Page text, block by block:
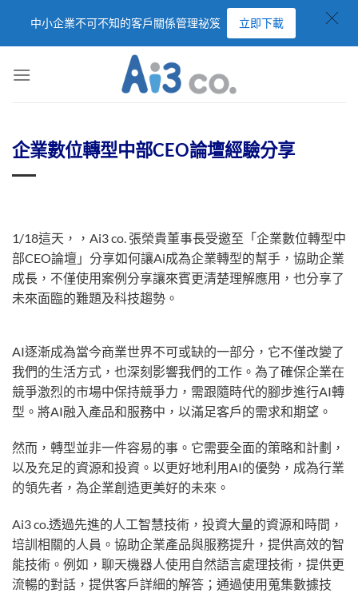
企業數位轉型中部CEO論壇經驗分享
1/18這天，，Ai3 co. 張榮貴董事長受邀至「企業數位轉型中
部CEO論壇」分享如何讓Ai成為企業轉型的幫手，協助企業
成長，不僅使用案例分享讓來賓更清楚理解應用，也分享了
未來面臨的難題及科技趨勢。
AI逐漸成為當今商業世界不可或缺的一部分，它不僅改變了
我們的生活方式，也深刻影響我們的工作。為了確保企業在
競爭激烈的市場中保持競爭力，需跟隨時代的腳步進行AI轉
型。將AI融入產品和服務中，以滿足客戶的需求和期望。
然而，轉型並非一件容易的事。它需要全面的策略和計劃，
以及充足的資源和投資。以更好地利用AI的優勢，成為行業
的領先者，為企業創造更美好的未來。
Ai3 co.透過先進的人工智慧技術，投資大量的資源和時間，
培訓相關的人員。協助企業產品與服務提升，提供高效的智
能技術。例如，聊天機器人使用自然語言處理技術，提供更
流暢的對話，提供客戶詳細的解答；通過使用蒐集數據技
中小企業不可不知的客戶關係管理祕笈 立即下載